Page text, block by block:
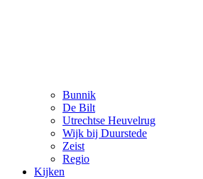
Bunnik
De Bilt
Utrechtse Heuvelrug
Wijk bij Duurstede
Zeist
Regio
Kijken